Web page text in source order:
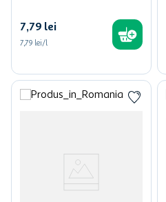
7,79 lei
7,79 lei/l